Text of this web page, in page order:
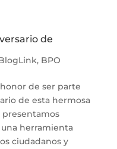
de
, BPO
de ser parte
de esta hermosa
presentamos
herramienta
ciudadanos y